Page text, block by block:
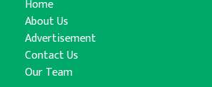
Home
About Us
Advertisement
Contact Us
Our Team